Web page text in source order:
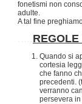
fonetismi non
adulte.
A tal fine
Quando si
cortesia
che fanno
precedenti.
verranno
persevera